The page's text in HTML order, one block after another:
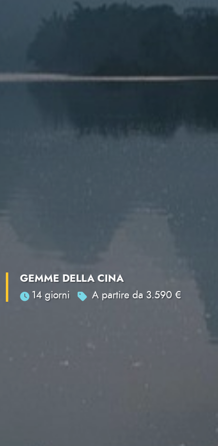
GEMME DELLA CINA
14 giorni
A partire da 3.590 €